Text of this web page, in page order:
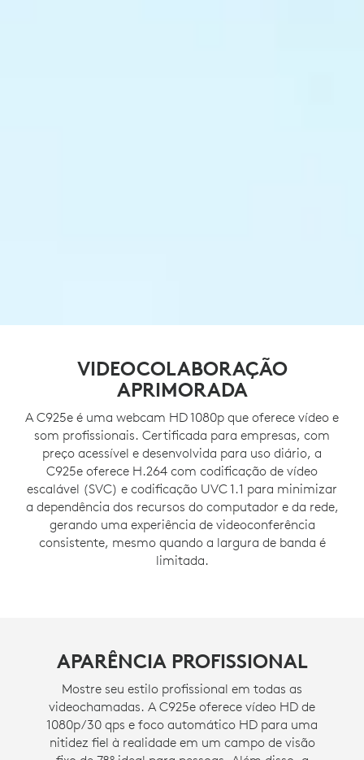
VIDEOCOLABORAÇÃO
APRIMORADA
A C925e é uma webcam HD 1080p que oferece vídeo e
som profissionais. Certificada para empresas, com
preço acessível e desenvolvida para uso diário, a
C925e oferece H.264 com codificação de vídeo
escalável (SVC) e codificação UVC 1.1 para minimizar
a dependência dos recursos do computador e da rede,
gerando uma experiência de videoconferência
consistente, mesmo quando a largura de banda é
limitada.
APARÊNCIA PROFISSIONAL
Mostre seu estilo profissional em todas as
videochamadas. A C925e oferece vídeo HD de
1080p/30 qps e foco automático HD para uma
nitidez fiel à realidade em um campo de visão